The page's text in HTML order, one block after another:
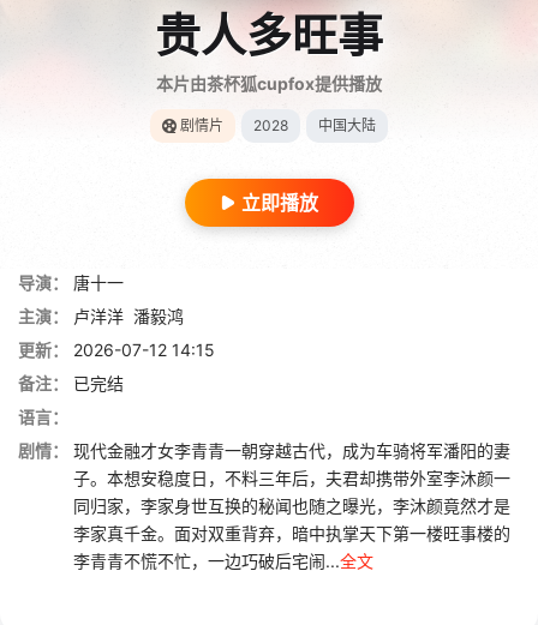
贵人多旺事
本片由茶杯狐cupfox提供播放
剧情片 2028 中国大陆
立即播放
导演：
唐十一
主演：
卢洋洋 潘毅鸿
更新：
2026-07-12 14:15
备注：
已完结
语言：
剧情：
现代金融才女李青青一朝穿越古代，成为车骑将军潘阳的妻
子。本想安稳度日，不料三年后，夫君却携带外室李沐颜一
同归家，李家身世互换的秘闻也随之曝光，李沐颜竟然才是
李家真千金。面对双重背弃，暗中执掌天下第一楼旺事楼的
李青青不慌不忙，一边巧破后宅闹...全文